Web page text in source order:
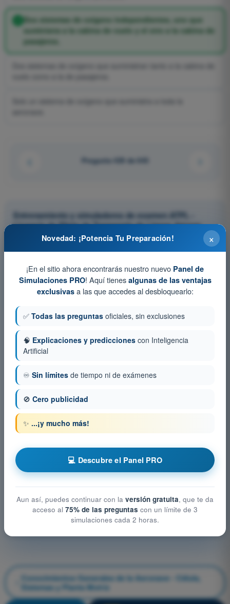
Dos sistemas de oxígeno independientes, uno que
suministra a la cabina de vuelo y el otro a la cabina de
pasajeros.
Pregunta 429 de 643
Entrenamiento y simuladores de examen ATPL -
Licencia de Piloto de Transporte de Líneas Aéreas
Simulacro de examen ATPL - Conocimientos Generales de la
Aeronave - Célula, Sistemas y Planta Motriz
Test de Entrenamiento ATPL - Conocimientos Generales de la
Aeronave - Célula, Sistemas y Planta Motriz
Examen en PDF ATPL - Conocimientos Generales de la
Aeronave - Célula, Sistemas y Planta Motriz
Conocimientos Generales de la Aeronave - Célula,
Sistemas y Planta Motriz
×
Novedad: ¡Potencia Tu Preparación!
¡En el sitio ahora encontrarás nuestro nuevo Panel de
Simulaciones PRO! Aquí tienes algunas de las ventajas
exclusivasa las que accedes al desbloquearlo:
✅ Todas las preguntas oficiales, sin exclusiones
🧠 Explicaciones y predicciones con Inteligencia
Artificial
♾️ Sin límites de tiempo ni de exámenes
🚫 Cero publicidad
✨ ...¡y mucho más!
💻 Descubre el Panel PRO
Aun así, puedes continuar con la versión gratuita, que te da
acceso al 75% de las preguntas con un límite de 3
simulaciones cada 2 horas.